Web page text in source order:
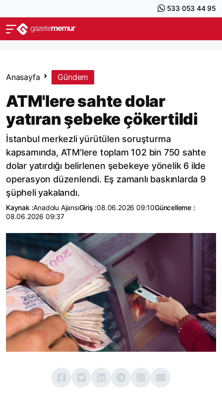
533 053 44 95
Anasayfa Gündem
ATM'lere sahte dolar
yatıran şebeke çökertildi
İstanbul merkezli yürütülen soruşturma
kapsamında, ATM'lere toplam 102 bin 750 sahte
dolar yatırdığı belirlenen şebekeye yönelik 6 ilde
operasyon düzenlendi. Eş zamanlı baskınlarda 9
şüpheli yakalandı.
Kaynak :Anadolu AjansıGiriş :08.06.2026 09:10Güncelleme :
08.06.2026 09:37